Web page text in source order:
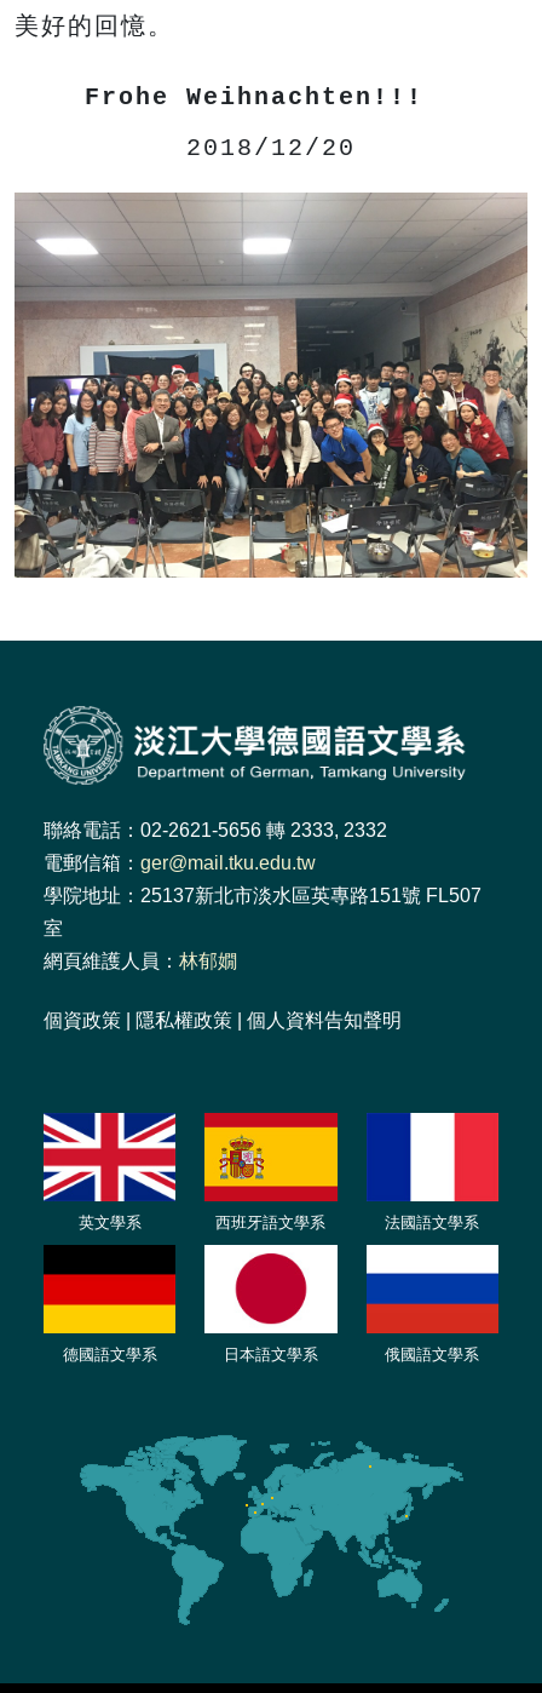
美好的回憶。
Frohe Weihnachten!!!
2018/12/20
聯絡電話：02-2621-5656 轉 2333, 2332
電郵信箱： ger@mail.tku.edu.tw
學院地址：25137新北市淡水區英專路151號 FL507
室
網頁維護人員： 林郁嫺
個資政策 隱私權政策 個人資料告知聲明
英文學系 西班牙語文學系 法國語文學系
德國語文學系 日本語文學系 俄國語文學系